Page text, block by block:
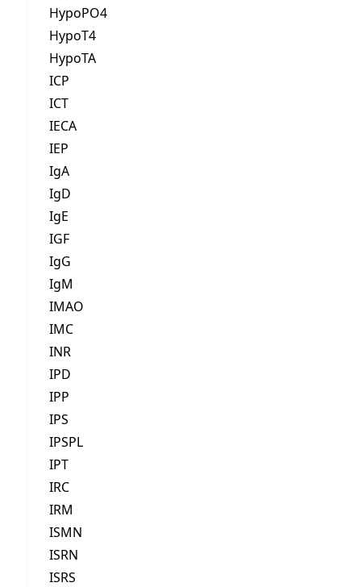
HypoPO4
HypoT4
HypoTA
ICP
ICT
IECA
IEP
IgA
IgD
IgE
IGF
IgG
IgM
IMAO
IMC
INR
IPD
IPP
IPS
IPSPL
IPT
IRC
IRM
ISMN
ISRN
ISRS